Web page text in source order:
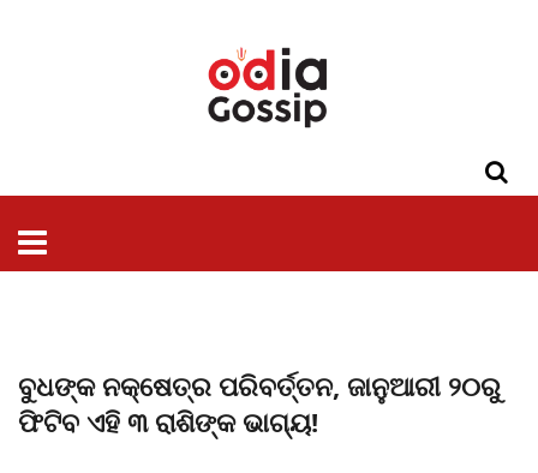
ବୁଧଙ୍କ ନକ୍ଷେତ୍ର ପରିବର୍ତ୍ତନ, ଜାନୁଆରୀ ୨୦ରୁ
ଫିଟିବ ଏହି ୩ ରାଶିଙ୍କ ଭାଗ୍ୟ!